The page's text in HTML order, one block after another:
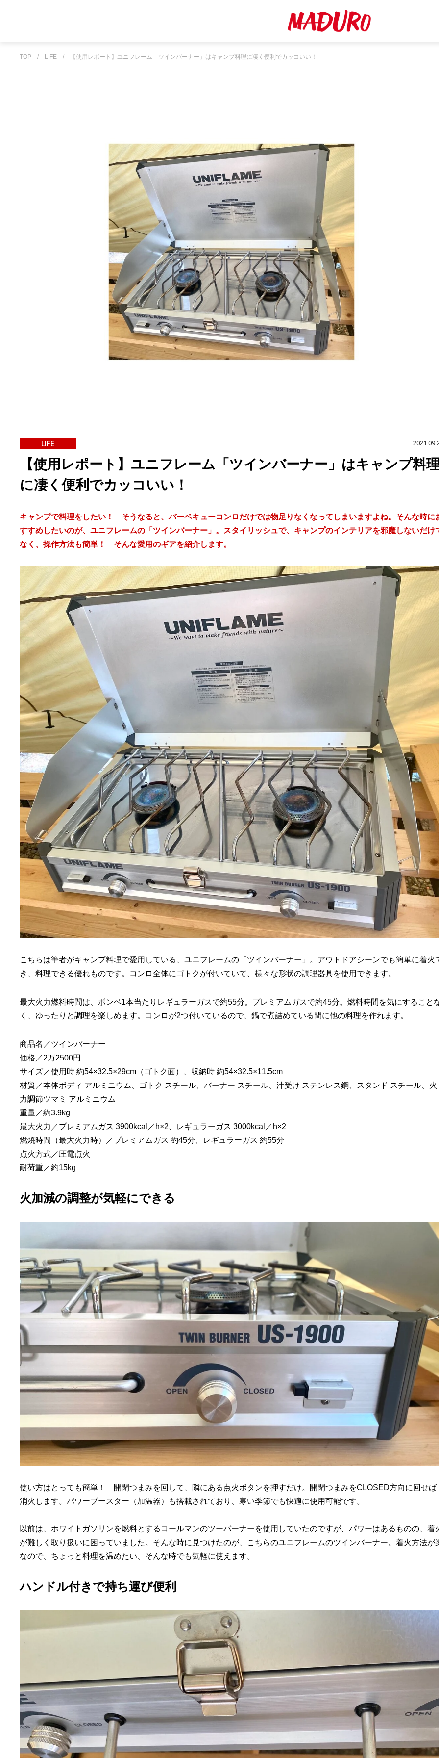
TOP / LIFE / 【使用レポート】ユニフレーム「ツインバーナー」はキャンプ料理に凄く便利でカッコいい！
LIFE
【使用レポート】ユニフレーム「ツインバーナー」はキャンプ料
に凄く便利でカッコいい！
キャンプで料理をしたい！ そうなると、バーベキューコンロだけでは物足りなくなってしまいますよね。そんな時に
すすめしたいのが、ユニフレームの「ツインバーナー」。スタイリッシュで、キャンプのインテリアを邪魔しないだけ
なく、操作方法も簡単！ そんな愛用のギアを紹介します。
こちらは筆者がキャンプ料理で愛用している、ユニフレームの「ツインバーナー」。アウトドアシーンでも簡単に着火
き、料理できる優れものです。コンロ全体にゴトクが付いていて、様々な形状の調理器具を使用できます。
最大火力燃料時間は、ボンベ1本当たりレギュラーガスで約55分。プレミアムガスで約45分。燃料時間を気にすること
く、ゆったりと調理を楽しめます。コンロが2つ付いているので、鍋で煮詰めている間に他の料理を作れます。
商品名／ツインバーナー
価格／2万2500円
サイズ／使用時 約54×32.5×29cm（ゴトク面）、収納時 約54×32.5×11.5cm
材質／本体ボディ アルミニウム、ゴトク スチール、バーナー スチール、汁受け ステンレス鋼、スタンド スチール、火
力調節ツマミ アルミニウム
重量／約3.9kg
最大火力／プレミアムガス 3900kcal／h×2、レギュラーガス 3000kcal／h×2
燃焼時間（最大火力時）／プレミアムガス 約45分、レギュラーガス 約55分
点火方式／圧電点火
耐荷重／約15kg
火加減の調整が気軽にできる
使い方はとっても簡単！ 開閉つまみを回して、隣にある点火ボタンを押すだけ。開閉つまみをCLOSED方向に回せば
消火します。パワーブースター（加温器）も搭載されており、寒い季節でも快適に使用可能です。
以前は、ホワイトガソリンを燃料とするコールマンのツーバーナーを使用していたのですが、パワーはあるものの、着
が難しく取り扱いに困っていました。そんな時に見つけたのが、こちらのユニフレームのツインバーナー。着火方法が
なので、ちょっと料理を温めたい、そんな時でも気軽に使えます。
ハンドル付きで持ち運び便利